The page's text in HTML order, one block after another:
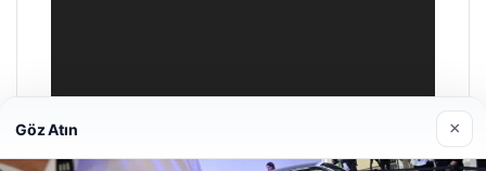
Bulkoon Toptan Ayakkabı
Göz Atın ×